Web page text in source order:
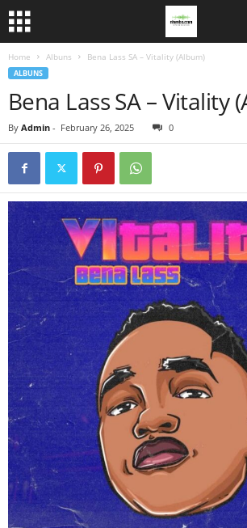
Home Albuns Bena Lass SA – Vitality (Album)
ALBUNS
Bena Lass SA – Vitality
By Admin - February 26, 2025 0